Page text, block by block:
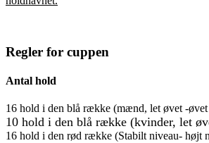
Regler for cuppen
Antal hold
16 hold i den blå række (mænd, let øvet -
10 hold i den blå række (kvinder, let
16 hold i den rød række (Stabilt niveau- højt